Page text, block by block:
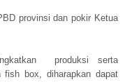
provinsi dan pokir Ketua
produksi serta
fish box, diharapkan dapat